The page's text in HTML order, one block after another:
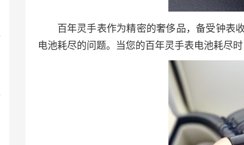
百年灵手表作为精密的奢侈品，备受钟表
电池耗尽的问题。当您的百年灵手表电池耗尽